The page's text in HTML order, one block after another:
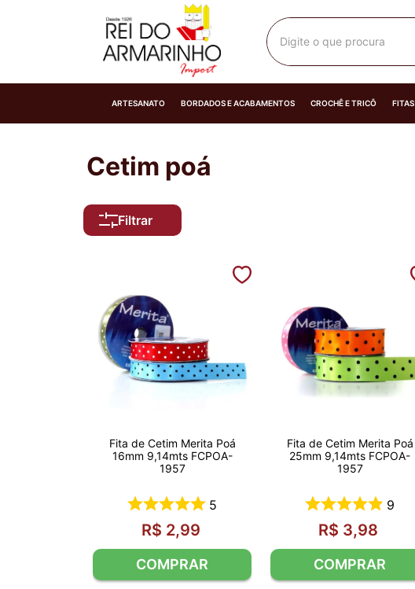
Digite o que procura
ARTESANATO BORDADOS E ACABAMENTOS CROCHÊ E TRICÔ FITAS
Cetim poá
Filtrar
Fita de Cetim Merita Poá
16mm 9,14mts FCPOA-
1957
5
R$ 2,99
COMPRAR
Fita de Cetim Merita Poá
25mm 9,14mts FCPOA-
1957
9
R$ 3,98
COMPRAR